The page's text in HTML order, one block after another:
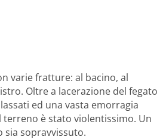
varie fratture: al bacino, al
Oltre a lacerazione del fegato
ed una vasta emorragia
terreno è stato violentissimo. Un
sia sopravvissuto.